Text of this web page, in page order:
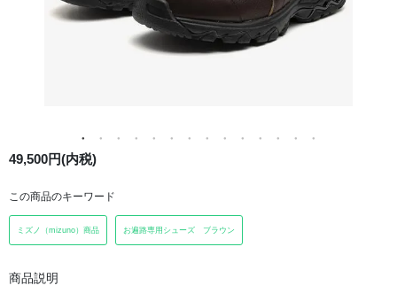
49,500円(内税)
この商品のキーワード
ミズノ（mizuno）商品 お遍路専用シューズ ブラウン
商品説明